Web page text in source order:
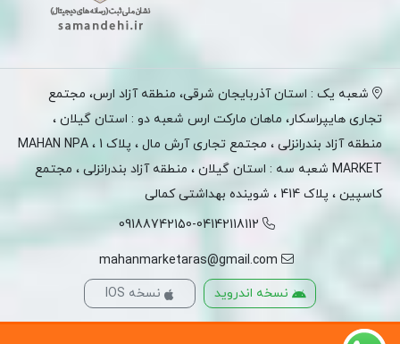
شعبه یک : استان آذربایجان شرقی، منطقه آزاد ارس، مجتمع
تجاری هایپراسکار، ماهان مارکت ارس شعبه دو : استان گیلان ،
منطقه آزاد بندرانزلی ، مجتمع تجاری آرش مال ، پلاک 1 ، MAHAN NPA
MARKET شعبه سه : استان گیلان ، منطقه آزاد بندرانزلی ، مجتمع
کاسپین ، پلاک 414 ، شوینده بهداشتی کمالی
09188742150-04142118112
mahanmarketaras@gmail.com
نسخه اندروید
نسخه IOS